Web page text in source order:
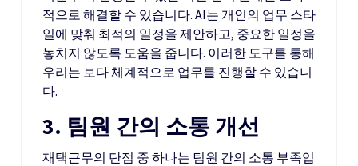
적으로 해결할 수 있습니다. AI는 개인의 업무 스타
일에 맞춰 최적의 일정을 제안하고, 중요한 일정을
놓치지 않도록 도움을 줍니다. 이러한 도구를 통해
우리는 보다 체계적으로 업무를 진행할 수 있습니
다.
3. 팀원 간의 소통 개선
재택근무의 단점 중 하나는 팀원 간의 소통 부족입